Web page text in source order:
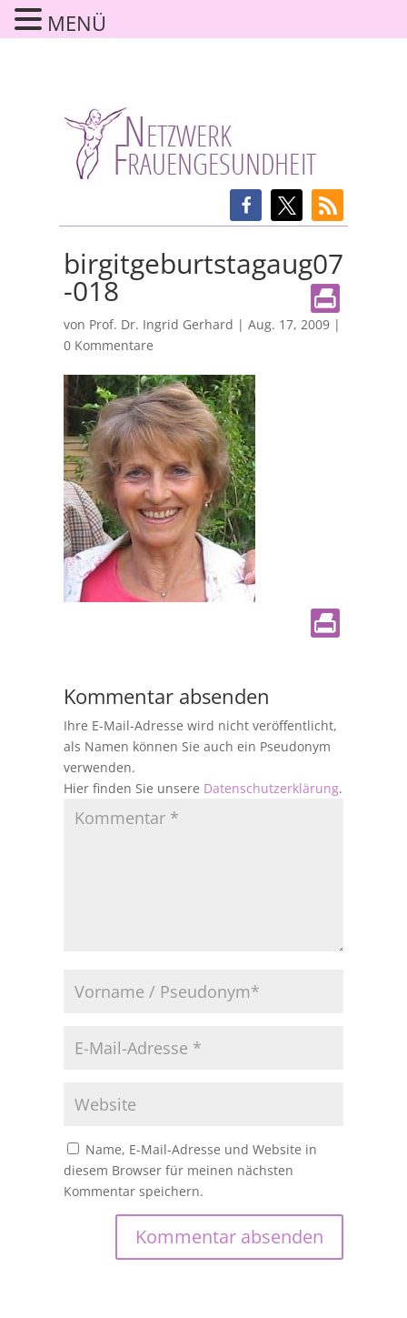
birgitgeburtstagaug07
-018
von Prof. Dr. Ingrid Gerhard | Aug. 17, 2009|
0 Kommentare
Kommentar absenden
Ihre E-Mail-Adresse wird nicht veröffentlicht,
als Namen können Sie auch ein Pseudonym
verwenden.
Hier finden Sie unsere Datenschutzerklärung.
Name, E-Mail-Adresse und Website in
diesem Browser für meinen nächsten
Kommentar speichern.
MENÜ